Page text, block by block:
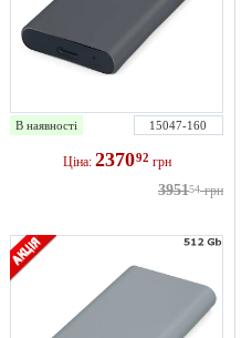
В наявності 15047-160
Ціна: 237092 грн
395154 грн